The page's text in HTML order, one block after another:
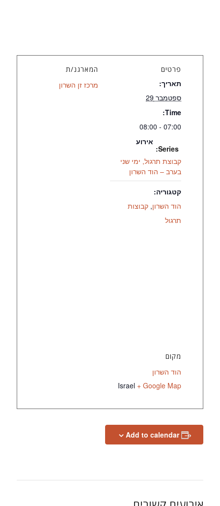
פרטים
תאריך:
ספטמבר 29
Time:
07:00 - 08:00
Series:
קבוצת תרגול, ימי שני
בערב – הוד השרון
אירוע
קטגוריה:
הוד השרון, קבוצות
תרגול
המארגנ/ת
מרכז זן השרון
מקום
הוד השרון
Israel + Google Map
Add to calendar